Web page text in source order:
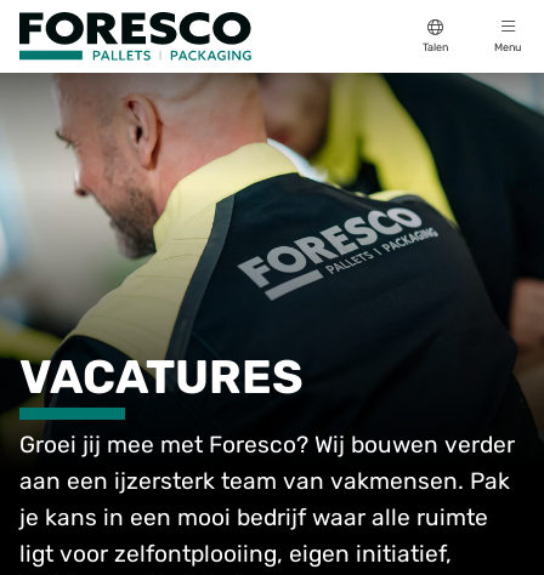
Talen Menu
VACATURES
Groei jij mee met Foresco? Wij bouwen verder
aan een ijzersterk team van vakmensen. Pak
je kans in een mooi bedrijf waar alle ruimte
ligt voor zelfontplooiing, eigen initiatief,